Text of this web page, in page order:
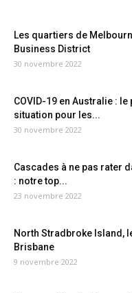
Les quartiers de
Business District
30 novembre 2022
COVID-19 en Australie : le
situation pour les...
30 novembre 2022
Cascades à ne pas rater
: notre top...
23 novembre 2022
North Stradbroke Island,
Brisbane
9 novembre 2022